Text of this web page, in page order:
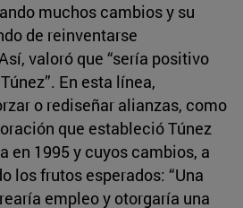
muchos cambios y su
de reinventarse
valoró que “sería positivo
En esta línea,
o rediseñar alianzas, como
que estableció Túnez
en 1995 y cuyos cambios, a
los frutos esperados: “Una
empleo y otorgaría una